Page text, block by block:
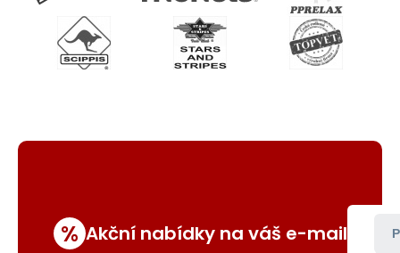
% Akční nabídky na váš e-mail